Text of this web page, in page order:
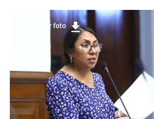
Descargar foto